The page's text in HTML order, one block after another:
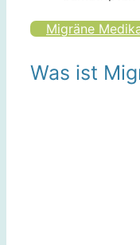
Migräne
Was ist